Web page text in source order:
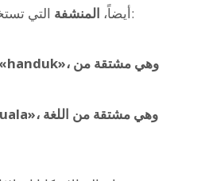
أيضاً، المنشفة التي تستخدمها بعد الاستحمام تسمى: